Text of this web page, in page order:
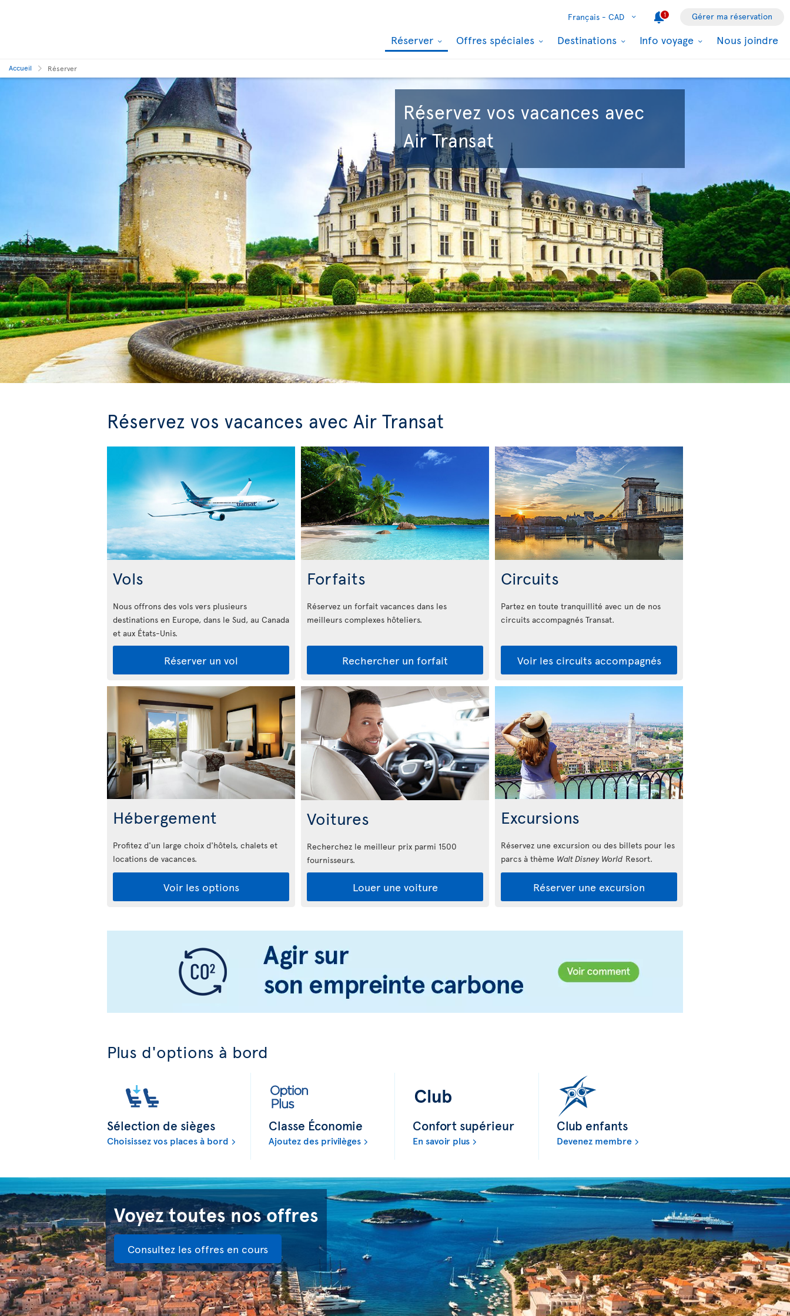
Français - CAD 1 Gérer ma réservation
Réserver Offres spéciales Destinations Info voyage Nous joindre
Accueil Réserver
Réservez vos vacances avec
Air Transat
Réservez vos vacances avec Air Transat
Vols
Nous offrons des vols vers plusieurs
destinations en Europe, dans le Sud, au Canada
et aux États-Unis.
Réserver un vol
Forfaits
Réservez un forfait vacances dans les
meilleurs complexes hôteliers.
Rechercher un forfait
Circuits
Partez en toute tranquillité avec un de nos
circuits accompagnés Transat.
Voir les circuits accompagnés
Hébergement
Profitez d'un large choix d'hôtels, chalets et
locations de vacances.
Voir les options
Voitures
Recherchez le meilleur prix parmi 1500
fournisseurs.
Louer une voiture
Excursions
Réservez une excursion ou des billets pour les
parcs à thème Walt Disney World Resort.
Réserver une excursion
Plus d'options à bord
Sélection de sièges
Choisissez vos places à bord
Classe Économie
Ajoutez des privilèges
Confort supérieur
En savoir plus
Club enfants
Devenez membre
Voyez toutes nos offres
Consultez les offres en cours